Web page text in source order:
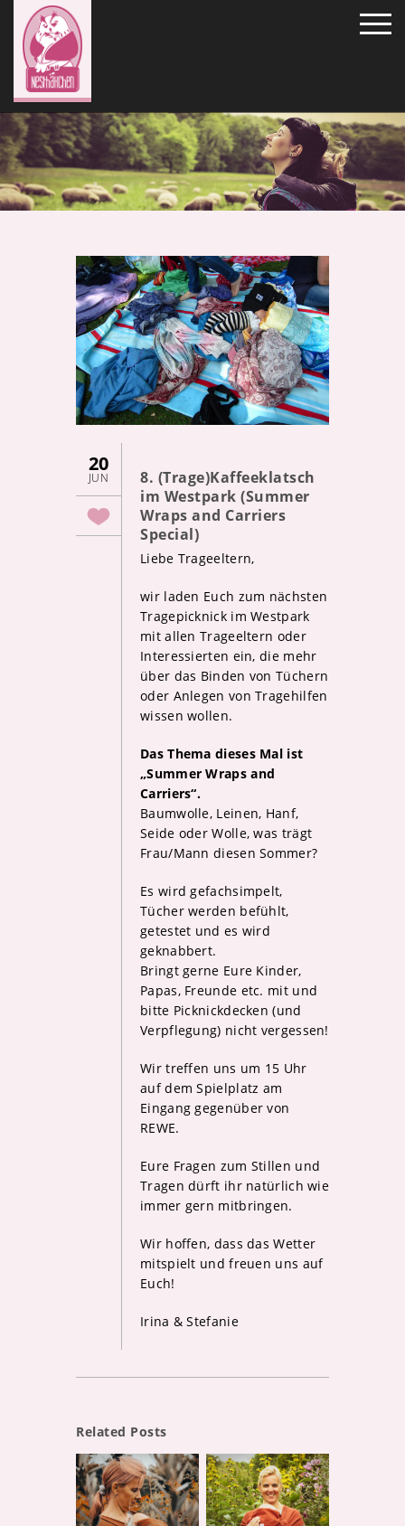
20
JUN
8. (Trage)Kaffeeklatsch
im Westpark (Summer
Wraps and Carriers
Special)
Liebe Trageeltern,
wir laden Euch zum nächsten
Tragepicknick im Westpark
mit allen Trageeltern oder
Interessierten ein, die mehr
über das Binden von Tüchern
oder Anlegen von Tragehilfen
wissen wollen.
Das Thema dieses Mal ist
„Summer Wraps and
Carriers“.
Baumwolle, Leinen, Hanf,
Seide oder Wolle, was trägt
Frau/Mann diesen Sommer?
Es wird gefachsimpelt,
Tücher werden befühlt,
getestet und es wird
geknabbert.
Bringt gerne Eure Kinder,
Papas, Freunde etc. mit und
bitte Picknickdecken (und
Verpflegung) nicht vergessen!
Wir treffen uns um 15 Uhr
auf dem Spielplatz am
Eingang gegenüber von
REWE.
Eure Fragen zum Stillen und
Tragen dürft ihr natürlich wie
immer gern mitbringen.
Wir hoffen, dass das Wetter
mitspielt und freuen uns auf
Euch!
Irina & Stefanie
Related Posts